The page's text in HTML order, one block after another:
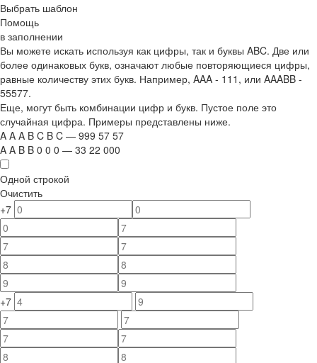
Выбрать шаблон
Помощь
в заполнении
Вы можете искать используя как цифры, так и буквы ABC. Две или
более одинаковых букв, означают любые повторяющиеся цифры,
равные количеству этих букв. Например, AAA - 111 , или AAABB -
55577.
Еще, могут быть комбинации цифр и букв. Пустое поле это
случайная цифра. Примеры представлены ниже.
A A A B C B C — 999 57 57
A A B B 0 0 0 — 33 22 000
Одной строкой
Очистить
+7
+7